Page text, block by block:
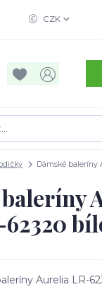
CZK
Dámské baleríny